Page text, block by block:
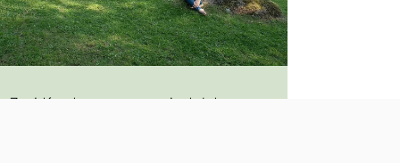
Znajdź autoryzowanego instalatora